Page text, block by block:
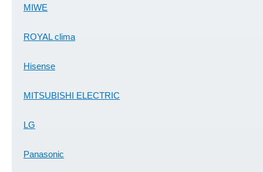
MIWE
ROYAL clima
Hisense
MITSUBISHI ELECTRIC
LG
Panasonic